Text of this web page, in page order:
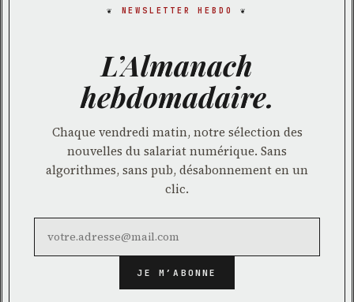
NEWSLETTER HEBDO
L’Almanach
hebdomadaire.
Chaque vendredi matin, notre sélection des
nouvelles du salariat numérique. Sans
algorithmes, sans pub, désabonnement en un
clic.
JE M’ABONNE